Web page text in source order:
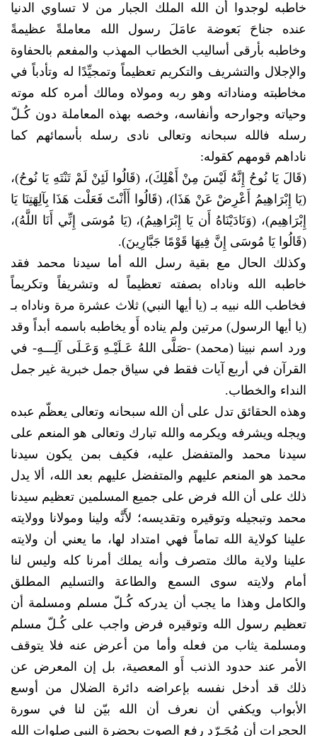
خاطبه لوجدوا أن الله الملك الجبار من لا تساوي الدنيا
عنده جناحَ بَعوضة عامَلَ رسول الله معاملةً عظيمةً
وخاطبه بأرقى أساليب الخطاب المهذب والمفعم بالحفاوة
والإجلال والتشريف والتكريم تعظيماً وتمجيِّدًا له وتأدباً في
مخاطبته ومناداته وهو ربه ومولاه ومالك أمره كله موته
وحياته وجوارحه وأنفاسه، وخصه بهذه المعاملة دون كُـلّ
رسله فالله سبحانه وتعالى نادى رسله بأسمائهم كما
ناداهم قومهم كقوله:
(قَالَ يَا نُوحُ إِنَّهُ لَيْسَ مِنْ أَهْلِكَ)، (قَالُوا لَئِنْ لَمْ تَنْتَهِ يَا نُوحُ)،
(يَا إِبْرَاهِيمُ أَعْرِضْ عَنْ هَذَا)، (قَالُوا أَأَنْتَ فَعَلْت هَذَا بِآلِهَتِنَا يَا
إِبْرَاهِيم)، (وَنَادَيْنَاهُ أَن يَا إِبْرَاهِيمُ)، (يَا مُوسَى إِنِّي أَنَا اللَّهُ)،
(قَالُوا يَا مُوسَى إِنَّ فِيهَا قَوْمًا جَبَّارِينَ).
وكذلك الحال مع بقية رسل الله أما سيدنا محمد فقد
خاطبه الله وناداه بصفته تعظيماً له وتشريفاً وتكريماً
فخاطب الله نبيه بـ (يا أيها النبي) ثلاث عشرة مرة وناداه بـ
(يا أيها الرسول) مرتين ولم يناده أَو يخاطبه باسمه أبداً وقد
ورد اسم نبينا (محمد) -صَلَّى اللهُ عَـلَيْـهِ وَعَـلَى آلِـــهِ- في
القرآن في أربع آيات فقط في سياق جمل خبرية غير جمل
النداء والخطاب.
وهذه الحقائق تدل على أن الله سبحانه وتعالى يعظّم عبده
ويجله ويشرفه ويكرمه والله تبارك وتعالى هو المنعم على
سيدنا محمد والمتفضل عليه، فكيف بمن يكون سيدنا
محمد هو المنعم عليهم والمتفضل عليهم بعد الله، ألا يدل
ذلك على أن الله فرض على جميع المسلمين تعظيم سيدنا
محمد وتبجيله وتوقيره وتقديسه؛ لأَنَّه ولينا ومولانا وولايته
علينا كولاية الله تماماً فهي امتداد لها، ما يعني أن ولايته
علينا ولاية مالك متصرف وأنه يملك أمرنا كله وليس لنا
أمام ولايته سوى السمع والطاعة والتسليم المطلق
والكامل وهذا ما يجب أن يدركه كُـلّ مسلم ومسلمة أن
تعظيم رسول الله وتوقيره فرض واجب على كُـلّ مسلم
ومسلمة يثاب من فعله وأما من أعرض عنه فلا يتوقف
الأمر عند حدود الذنب أَو المعصية، بل إن المعرض عن
ذلك قد أدخل نفسه بإعراضه دائرة الضلال من أوسع
الأبواب ويكفي أن نعرف أن الله بيّن لنا في سورة
الحجرات أن مُجَـرّد رفع الصوت بحضرة النبي صلوات الله